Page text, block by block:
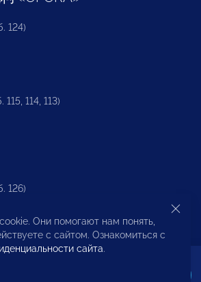
124)
114, 113)
126)
Они помогают нам понять,
с сайтом. Ознакомиться с
сайта.